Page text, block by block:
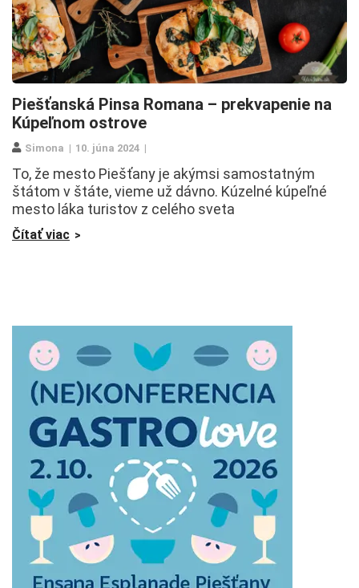
Piešťanská Pinsa Romana – prekvapenie na
Kúpeľnom ostrove
Simona 10. júna 2024
To, že mesto Piešťany je akýmsi samostatným
štátom v štáte, vieme už dávno. Kúzelné kúpeľné
mesto láka turistov z celého sveta
Čítať viac